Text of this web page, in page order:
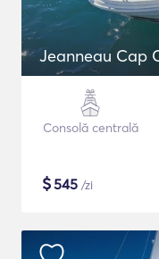
Jeanneau Cap
Consolă centrală
$545 /zi